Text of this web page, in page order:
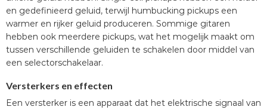
en gedefinieerd geluid, terwijl humbucking pickups een
warmer en rijker geluid produceren. Sommige gitaren
hebben ook meerdere pickups, wat het mogelijk maakt om
tussen verschillende geluiden te schakelen door middel van
een selectorschakelaar.
Versterkers en effecten
Een versterker is een apparaat dat het elektrische signaal van